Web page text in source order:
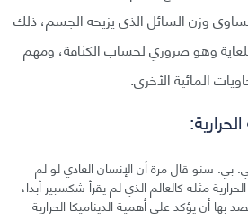
وزن السائل الذي يزيحه الجسم، ذلك
وهو ضروري لحساب الكثافة، ومهم
المائية الأخرى.
بي. سنو قال مرة أن الإنسان العادي لو لم
مثله كالعالم الذي لم يقرأ شكسبير أبدا،
أن يؤكد على أهمية الديناميكا الحرارية